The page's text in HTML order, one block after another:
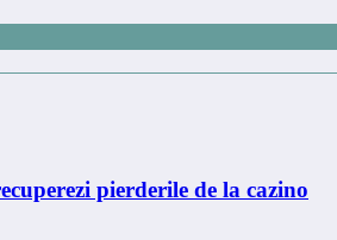
pierderile de la cazino